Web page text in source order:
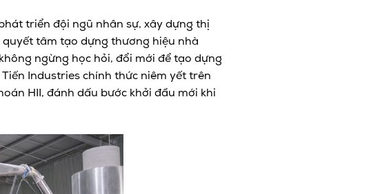
triển đội ngũ nhân sự, xây dựng thị
quyết tâm tạo dựng thương hiệu nhà
ngừng học hỏi, đổi mới để tạo dựng
Industries chính thức niêm yết trên
HII, đánh dấu bước khởi đầu mới khi